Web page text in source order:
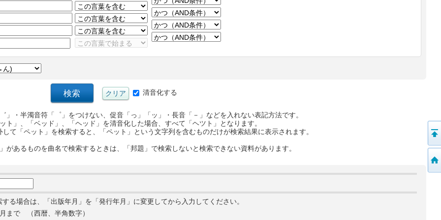
清音化する
」・半濁音符「゜」をつけない、促音「っ」「ッ」・長音「－」などを入れない表記方法です。
ト」、「ベッド」、「ヘッド」を清音化した場合、すべて「ヘツト」となります。
て「ペット」を検索すると、「ペット」という文字列を含むものだけが検索結果に表示されます。
があるものを曲名で検索するときは、「邦題」で検索しないと検索できない資料があります。
る場合は、「出版年月」を「発行年月」に変更してから入力してください。
月まで （西暦、半角数字）